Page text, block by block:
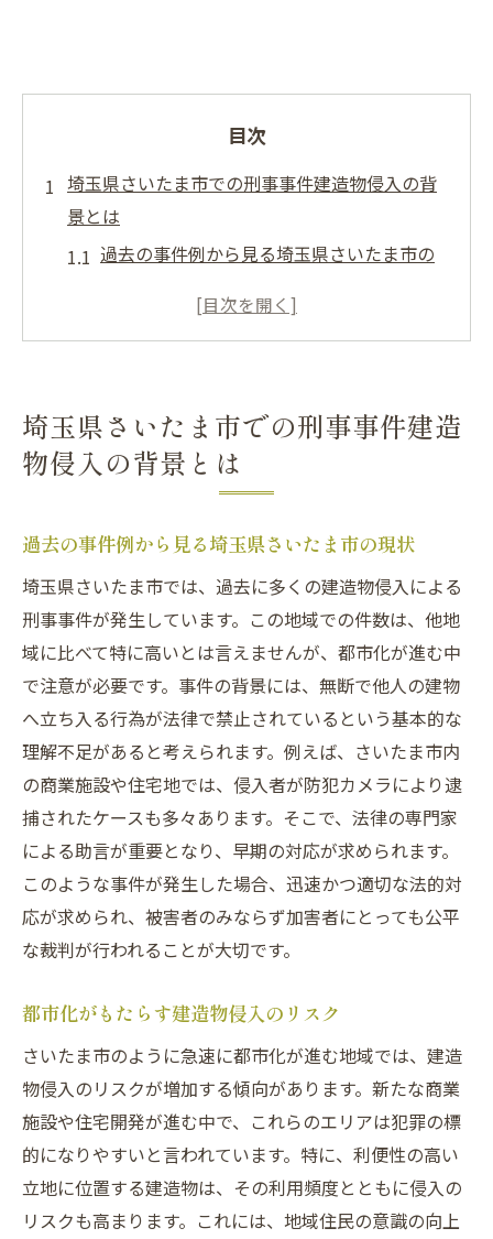
目次
埼玉県さいたま市での刑事事件建造物侵入の背
景とは
過去の事件例から見る埼玉県さいたま市の
都市化がもたらす建造物侵入のリスク
地域住民の意識と協力体制の重要性
さいたま市の防犯対策とその効果
建造物侵入がもたらす法的ペナルティ
現行法に基づく防止策の考察
被害者の権利と保護措置
再犯防止に向けた法的手段
刑事事件を未然に防ぐための具体策
法律改正の必要性とその影響
逮捕時に知っておくべき法律的知識
逮捕の流れと初期対応
黙秘権と供述の重要性
法律上の権利とその行使方法
弁護士の選び方とその役割
面会時に注意すべきポイント
証拠収集と法的アドバイス
弁護士が果たす役割とその重要性
地元弁護士の強みと地域知識
刑事事件における弁護士の具体的対応
依頼者との信頼関係の構築方法
迅速な法的支援の重要性
埼玉県さいたま市での刑事事件建造
物侵入の背景とは
過去の事件例から見る埼玉県さいたま市の現状
埼玉県さいたま市では、過去に多くの建造物侵入による
刑事事件が発生しています。この地域での件数は、他地
域に比べて特に高いとは言えませんが、都市化が進む中
で注意が必要です。事件の背景には、無断で他人の建物
へ立ち入る行為が法律で禁止されているという基本的な
理解不足があると考えられます。例えば、さいたま市内
の商業施設や住宅地では、侵入者が防犯カメラにより逮
捕されたケースも多々あります。そこで、法律の専門家
による助言が重要となり、早期の対応が求められます。
このような事件が発生した場合、迅速かつ適切な法的対
応が求められ、被害者のみならず加害者にとっても公平
な裁判が行われることが大切です。
都市化がもたらす建造物侵入のリスク
さいたま市のように急速に都市化が進む地域では、建造
物侵入のリスクが増加する傾向があります。新たな商業
施設や住宅開発が進む中で、これらのエリアは犯罪の標
的になりやすいと言われています。特に、利便性の高い
立地に位置する建造物は、その利用頻度とともに侵入の
リスクも高まります。これには、地域住民の意識の向上